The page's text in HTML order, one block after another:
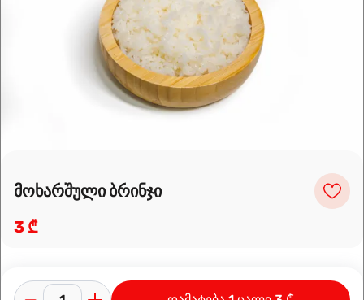
Leaflet | OpenFreeMap OpenMapTiles
მოხარშული ბრინჯი
3 ₾